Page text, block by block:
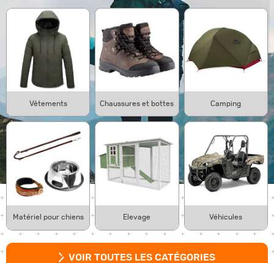
Vêtements Chaussures et bottes Camping
Matériel pour chiens Elevage Véhicules
VOIR TOUTES LES CATÉGORIES